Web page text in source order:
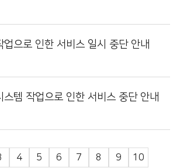
업으로 인한 서비스 일시 중단 안내
스템 작업으로 인한 서비스 중단 안내
4 5 6 7 8 9 10